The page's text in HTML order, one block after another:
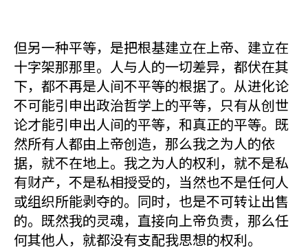
但另一种平等，是把根基建立在上帝、建立在
十字架那那里。人与人的一切差异，都伏在其
下，都不再是人间不平等的根据了。从进化论
不可能引申出政治哲学上的平等，只有从创世
论才能引申出人间的平等，和真正的平等。既
然所有人都由上帝创造，那么我之为人的依
据，就不在地上。我之为人的权利，就不是私
有财产，不是私相授受的，当然也不是任何人
或组织所能剥夺的。同时，也是不可转让出售
的。既然我的灵魂，直接向上帝负责，那么任
何其他人，就都没有支配我思想的权利。